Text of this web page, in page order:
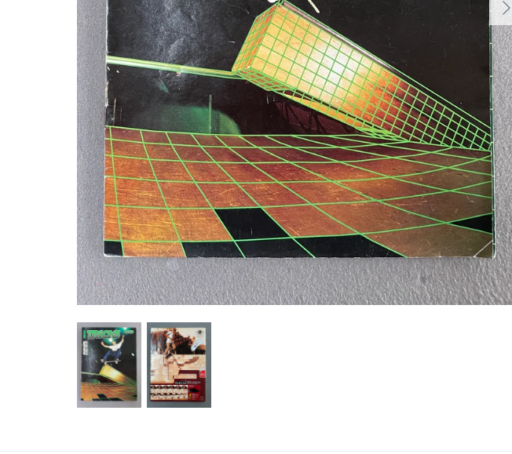
NEWSLETTER
POUR FAIRE PARTIE DE LA DISTURB FAMILY
NOUVEAUTÉ - PRÉCOMMANDE - EXPOSITION -
ÉVÉNEMENT - SESSION SKATE
Soumettre